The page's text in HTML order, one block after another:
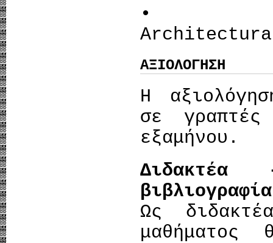
•
ΑΞΙΟΛΟΓΗΣΗ
Η
σε
εξαμήνου.
Ως
μαθήματος